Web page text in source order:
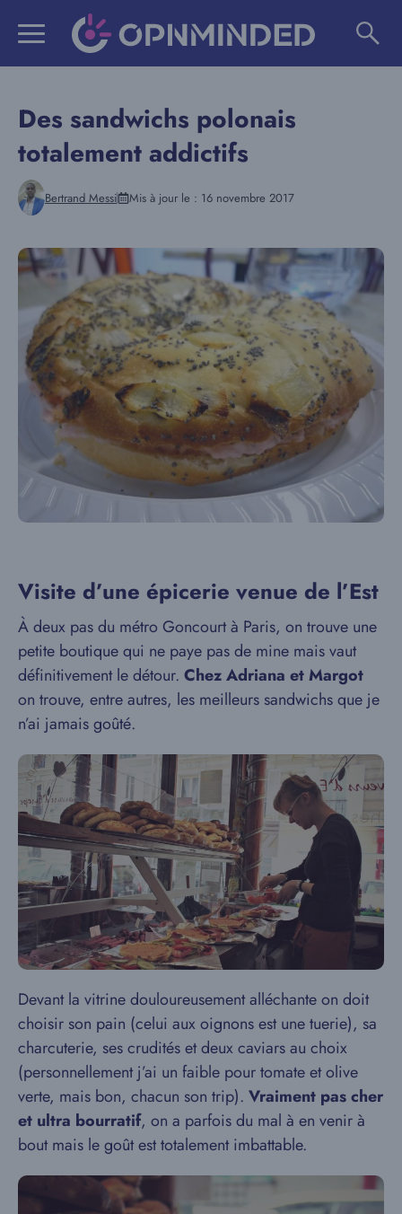
Des sandwichs polonais
totalement addictifs
Bertrand Messi Mis à jour le : 16 novembre 2017
Visite d’une épicerie venue de l’Est
À deux pas du métro Goncourt à Paris, on trouve une
petite boutique qui ne paye pas de mine mais vaut
définitivement le détour. Chez Adriana et Margot
on trouve, entre autres, les meilleurs sandwichs que je
n’ai jamais goûté.
Devant la vitrine douloureusement alléchante on doit
choisir son pain (celui aux oignons est une tuerie), sa
charcuterie, ses crudités et deux caviars au choix
(personnellement j’ai un faible pour tomate et olive
verte, mais bon, chacun son trip). Vraiment pas cher
et ultra bourratif, on a parfois du mal à en venir à
bout mais le goût est totalement imbattable.